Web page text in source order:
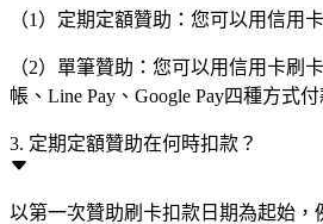
（1）定期定額贊助：您可以用信用
（2）單筆贊助：您可以用信用卡刷
帳、Line Pay、Google Pay四種方式付
3. 定期定額贊助在何時扣款？
以第一次贊助刷卡扣款日期為起始，